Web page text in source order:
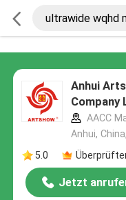
Anhui
Company
AACC
Anhui,
5.0
Jetzt